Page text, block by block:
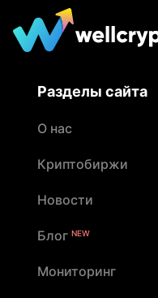
Разделы сайта
О нас
Криптобиржи
Новости
Блог NEW
Мониторинг